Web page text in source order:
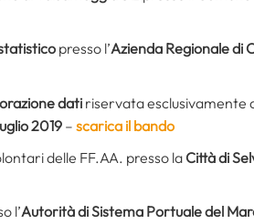
presso l’Azienda Regionale di
dati riservata esclusivamente
2019– scarica il bando
delle FF.AA. presso la Città di
l’Autorità di Sistema Portuale del